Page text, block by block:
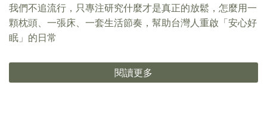
我們不追流行，只專注研究什麼才是真正的放鬆，怎麼用一
顆枕頭、一張床、一套生活節奏，幫助台灣人重啟「安心好
眠」的日常
閱讀更多